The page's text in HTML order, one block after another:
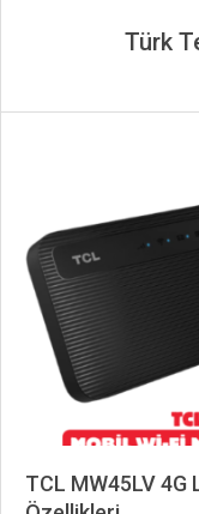
Türk
TCL MW45LV 4G